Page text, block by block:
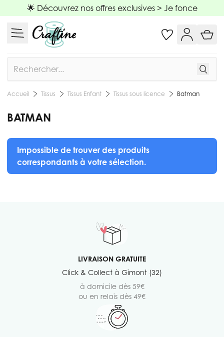
Allez au contenu
🌟 Découvrez nos offres exclusives > Je fonce
Accueil Tissus Tissus Enfant Tissus sous licence Batman
BATMAN
Impossible de trouver des produits
correspondants à votre sélection.
LIVRAISON GRATUITE
Click & Collect à Gimont (32)
à domicile dès 59€
ou en relais dès 49€